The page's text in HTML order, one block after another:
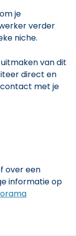
je
verder
niche.
van dit
direct en
met je
over een
informatie op